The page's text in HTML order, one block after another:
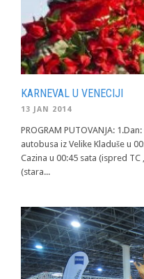
KARNEVAL U VENECIJI
13 JAN 2014
PROGRAM PUTOVANJA:
autobusa iz Velike Kladuše u
Cazina u 00:45 sata (ispred TC
(stara...